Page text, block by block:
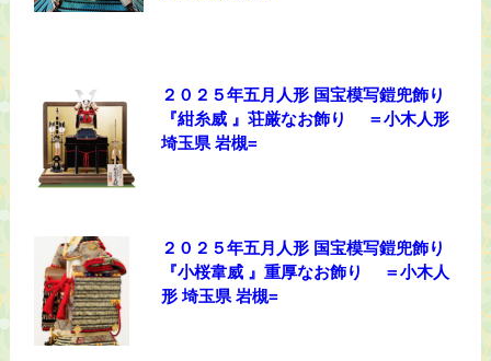
２０２５年五月人形 国宝模写鎧兜飾り
『紺糸威 』荘厳なお飾り ＝小木人形
埼玉県 岩槻=
２０２５年五月人形 国宝模写鎧兜飾り
『小桜韋威 』重厚なお飾り ＝小木人
形 埼玉県 岩槻=